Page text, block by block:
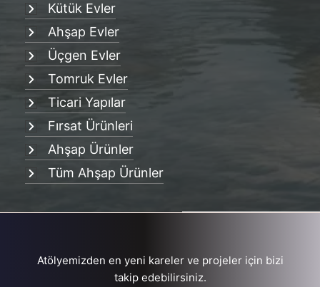
Kütük Evler
Ahşap Evler
Üçgen Evler
Tomruk Evler
Ticari Yapılar
Fırsat Ürünleri
Ahşap Ürünler
Tüm Ahşap Ürünler
Atölyemizden en yeni kareler ve projeler için bizi
takip edebilirsiniz.